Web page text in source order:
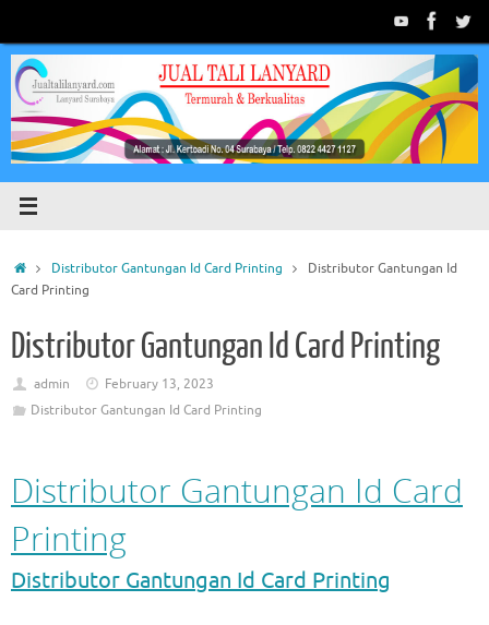
content
HomeDistributor Gantungan Id Card Printing
Distributor Gantungan Id
Card Printing
Distributor Gantungan Id Card Printing
admin
February 13, 2023
Distributor Gantungan Id Card Printing
Distributor Gantungan Id Card
Printing
Distributor Gantungan Id Card Printing